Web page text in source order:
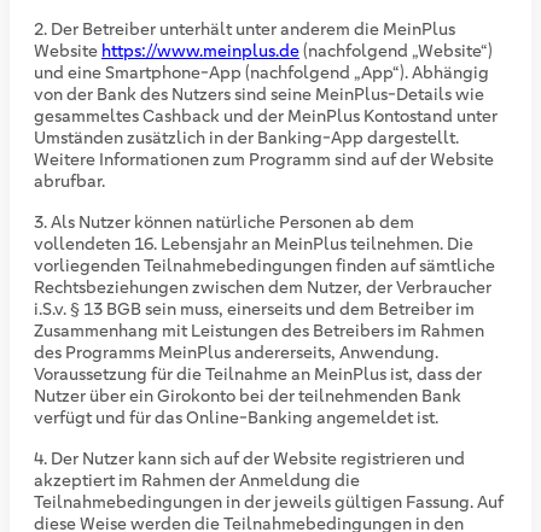
Der Betreiber unterhält unter anderem die MeinPlus
Website https://www.meinplus.de(nachfolgend „Website“)
und eine Smartphone-App (nachfolgend „App“). Abhängig
von der Bank des Nutzers sind seine MeinPlus-Details wie
gesammeltes Cashback und der MeinPlus Kontostand unter
Umständen zusätzlich in der Banking-App dargestellt.
Weitere Informationen zum Programm sind auf der Website
abrufbar.
Als Nutzer können natürliche Personen ab dem
vollendeten 16. Lebensjahr an MeinPlus teilnehmen. Die
vorliegenden Teilnahmebedingungen finden auf sämtliche
Rechtsbeziehungen zwischen dem Nutzer, der Verbraucher
i.S.v. § 13 BGB sein muss, einerseits und dem Betreiber im
Zusammenhang mit Leistungen des Betreibers im Rahmen
des Programms MeinPlus andererseits, Anwendung.
Voraussetzung für die Teilnahme an MeinPlus ist, dass der
Nutzer über ein Girokonto bei der teilnehmenden Bank
verfügt und für das Online-Banking angemeldet ist.
Der Nutzer kann sich auf der Website registrieren und
akzeptiert im Rahmen der Anmeldung die
Teilnahmebedingungen in der jeweils gültigen Fassung. Auf
diese Weise werden die Teilnahmebedingungen in den